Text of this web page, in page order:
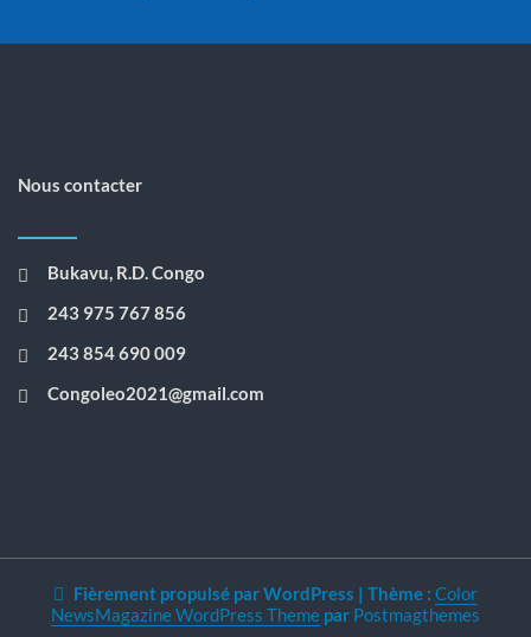
Nous contacter
Bukavu, R.D. Congo
243 975 767 856
243 854 690 009
Congoleo2021@gmail.com
Fièrement propulsé par WordPress | Thème : Color
NewsMagazine WordPress Theme par Postmagthemes